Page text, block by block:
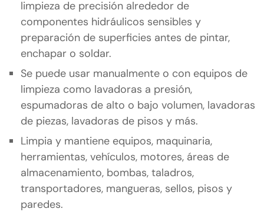
limpieza de precisión alrededor de
componentes hidráulicos sensibles y
preparación de superficies antes de pintar,
enchapar o soldar.
Se puede usar manualmente o con equipos de
limpieza como lavadoras a presión,
espumadoras de alto o bajo volumen, lavadoras
de piezas, lavadoras de pisos y más.
Limpia y mantiene equipos, maquinaria,
herramientas, vehículos, motores, áreas de
almacenamiento, bombas, taladros,
transportadores, mangueras, sellos, pisos y
paredes.